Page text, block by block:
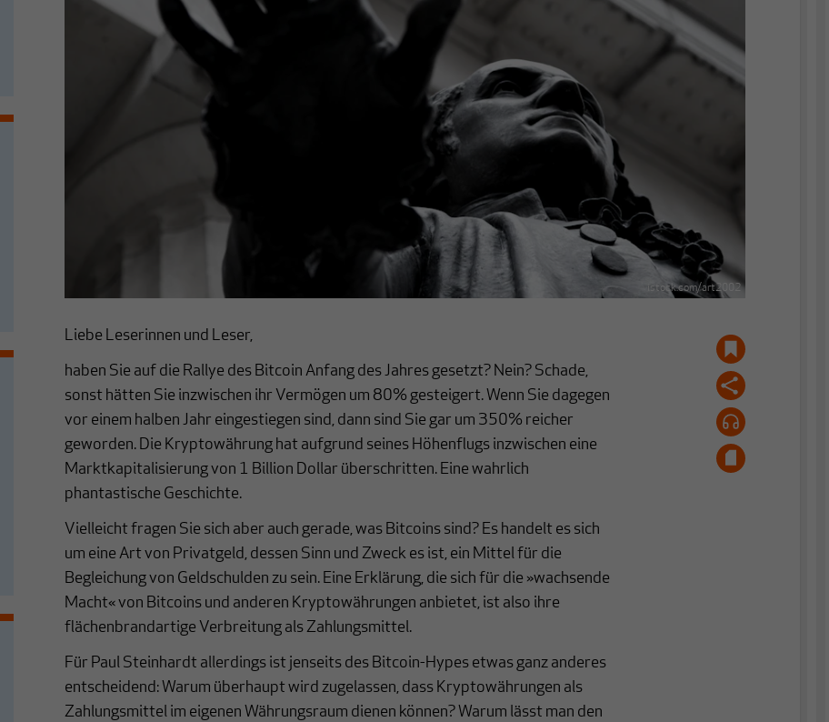
istock.com/art2002
Liebe Leserinnen und Leser,
haben Sie auf die Rallye des Bitcoin Anfang des Jahres gesetzt? Nein? Schade,
sonst hätten Sie inzwischen ihr Vermögen um 80% gesteigert. Wenn Sie dagegen
vor einem halben Jahr eingestiegen sind, dann sind Sie gar um 350% reicher
geworden. Die Kryptowährung hat aufgrund seines Höhenflugs inzwischen eine
Marktkapitalisierung von 1 Billion Dollar überschritten. Eine wahrlich
phantastische Geschichte.
Vielleicht fragen Sie sich aber auch gerade, was Bitcoins sind? Es handelt es sich
um eine Art von Privatgeld, dessen Sinn und Zweck es ist, ein Mittel für die
Begleichung von Geldschulden zu sein. Eine Erklärung, die sich für die »wachsende
Macht« von Bitcoins und anderen Kryptowährungen anbietet, ist also ihre
flächenbrandartige Verbreitung als Zahlungsmittel.
Für Paul Steinhardt allerdings ist jenseits des Bitcoin-Hypes etwas ganz anderes
entscheidend: Warum überhaupt wird zugelassen, dass Kryptowährungen als
Zahlungsmittel im eigenen Währungsraum dienen können? Warum lässt man den